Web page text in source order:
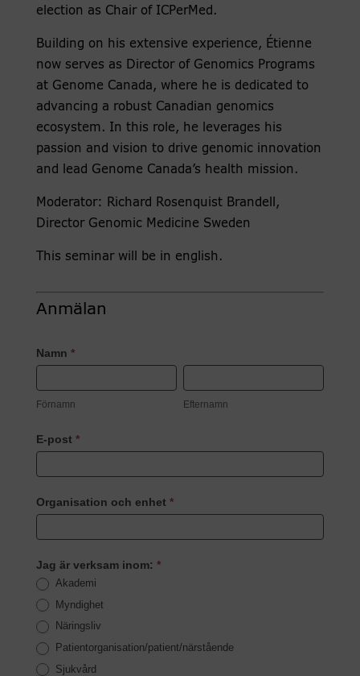
election as Chair of ICPerMed.
Building on his extensive experience, Étienne
now serves as Director of Genomics Programs
at Genome Canada, where he is dedicated to
advancing a robust Canadian genomics
ecosystem. In this role, he leverages his
passion and vision to drive genomic innovation
and lead Genome Canada’s health mission.
Moderator: Richard Rosenquist Brandell,
Director Genomic Medicine Sweden
This seminar will be in english.
Anmälan
Registrering
Lunchseminarieserium
5
juni
Richer
Namn *
Förnamn Efternamn
E-post *
Organisation och enhet *
Jag är verksam inom: *
Akademi
Myndighet
Näringsliv
Patientorganisation/patient/närstående
Sjukvård